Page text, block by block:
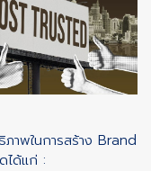
าพในการสร้าง Brand
ได้แก่ :